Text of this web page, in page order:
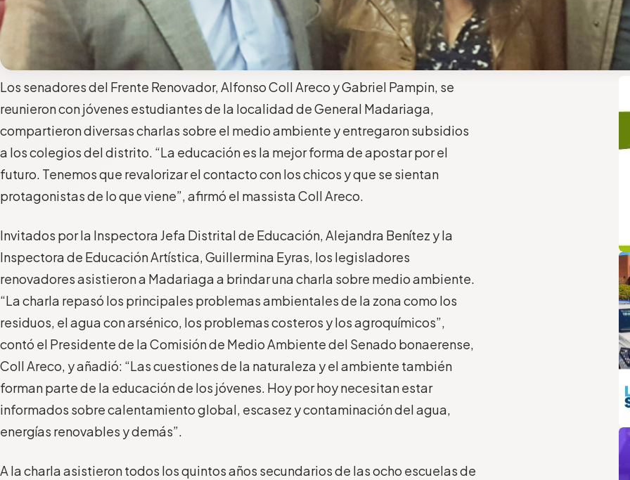
Los senadores del Frente Renovador, Alfonso Coll Areco y Gabriel Pampin, se
reunieron con jóvenes estudiantes de la localidad de General Madariaga,
compartieron diversas charlas sobre el medio ambiente y entregaron subsidios
a los colegios del distrito. “La educación es la mejor forma de apostar por el
futuro. Tenemos que revalorizar el contacto con los chicos y que se sientan
protagonistas de lo que viene”, afirmó el massista Coll Areco.
Invitados por la Inspectora Jefa Distrital de Educación, Alejandra Benítez y la
Inspectora de Educación Artística, Guillermina Eyras, los legisladores
renovadores asistieron a Madariaga a brindar una charla sobre medio ambiente.
“La charla repasó los principales problemas ambientales de la zona como los
residuos, el agua con arsénico, los problemas costeros y los agroquímicos”,
contó el Presidente de la Comisión de Medio Ambiente del Senado bonaerense,
Coll Areco, y añadió: “Las cuestiones de la naturaleza y el ambiente también
forman parte de la educación de los jóvenes. Hoy por hoy necesitan estar
informados sobre calentamiento global, escasez y contaminación del agua,
energías renovables y demás”.
A la charla asistieron todos los quintos años secundarios de las ocho escuelas de